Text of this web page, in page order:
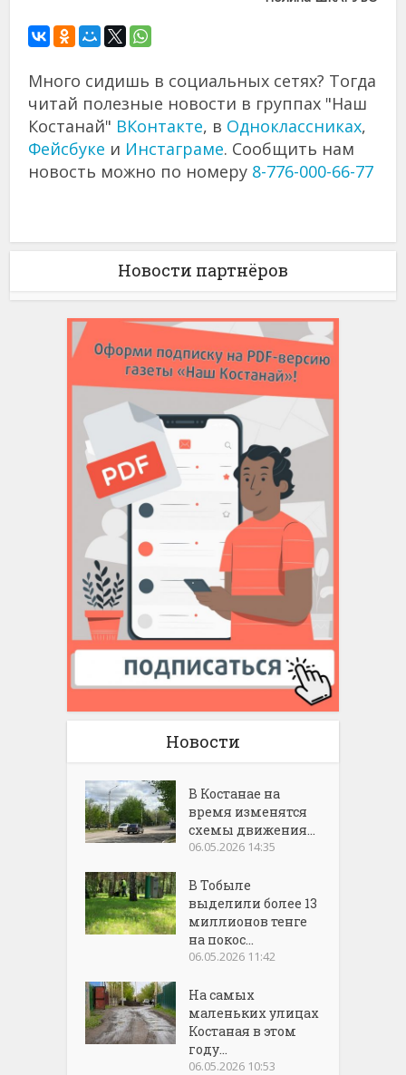
Много сидишь в социальных сетях? Тогда
читай полезные новости в группах "Наш
Костанай" ВКонтакте, в Одноклассниках,
Фейсбуке и Инстаграме. Сообщить нам
новость можно по номеру 8-776-000-66-77
Новости партнёров
Новости
В Костанае на
время изменятся
схемы движения...
06.05.2026 14:35
В Тобыле
выделили более 13
миллионов тенге
на покос...
06.05.2026 11:42
На самых
маленьких улицах
Костаная в этом
году...
06.05.2026 10:53